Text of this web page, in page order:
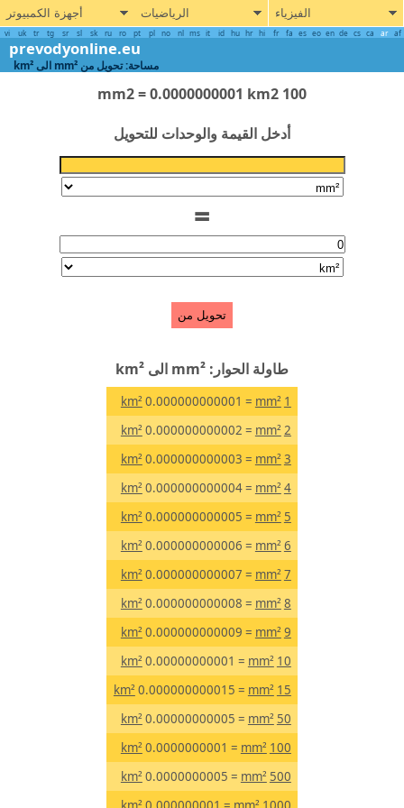
الفيزياء الرياضيات أجهزة الكمبيوتر
ar
ca
cs
de
en
eo
es
fa
fr
hi
hr
hu
id
it
ms
nl
no
pl
pt
ro
ru
sk
sl
sr
tg
tr
uk
vi
prevodyonline.eu
مساحة: تحويل من mm² الى km²
100 mm2 = 0.0000000001 km2
أدخل القيمة والوحدات للتحويل
=
تحويل من
طاولة الحوار: mm² الى km²
mm²
= 0.000000000001
km²
mm²
= 0.000000000002
km²
mm²
= 0.000000000003
km²
mm²
= 0.000000000004
km²
mm²
= 0.000000000005
km²
mm²
= 0.000000000006
km²
mm²
= 0.000000000007
km²
mm²
= 0.000000000008
km²
mm²
= 0.000000000009
km²
10
mm²
= 0.00000000001
km²
15
mm²
= 0.000000000015
km²
50
mm²
= 0.00000000005
km²
100
mm²
= 0.0000000001
km²
500
mm²
= 0.0000000005
km²